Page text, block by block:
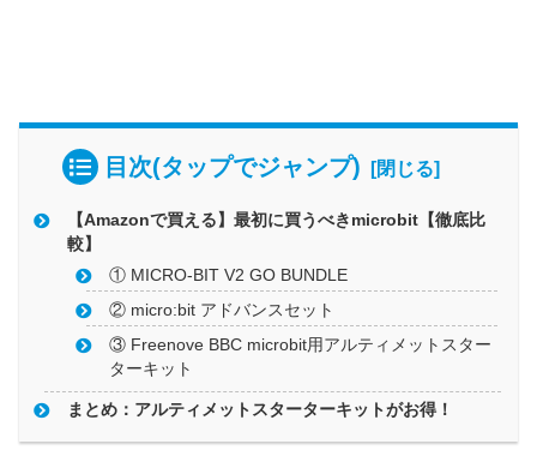
目次(タップでジャンプ)
【Amazonで買える】最初に買うべきmicrobit【徹底比
較】
① MICRO-BIT V2 GO BUNDLE
② micro:bit アドバンスセット
③ Freenove BBC microbit用アルティメットスター
ターキット
まとめ：アルティメットスターターキットがお得！